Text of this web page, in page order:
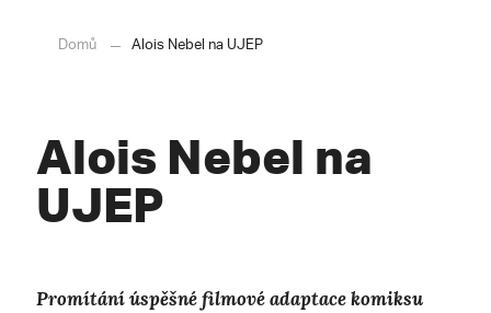
Domů Alois Nebel na UJEP
Alois Nebel na
UJEP
Promítání úspěšné filmové adaptace komiksu